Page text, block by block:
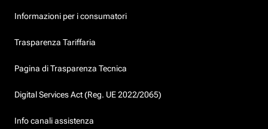
Informazioni per i consumatori
Trasparenza Tariffaria
Pagina di Trasparenza Tecnica
Digital Services Act (Reg. UE 2022/2065)
Info canali assistenza